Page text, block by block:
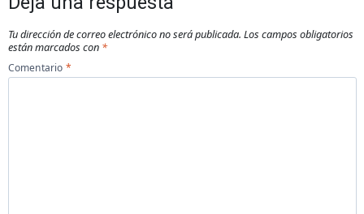
Tu dirección de correo electrónico no será publicada. Los campos obligatorios
están marcados con *
Comentario *